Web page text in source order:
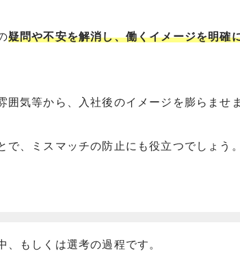
疑問や不安を解消し、働くイメージを明確
気等から、入社後のイメージを膨らませま
、ミスマッチの防止にも役立つでしょう。
もしくは選考の過程です。